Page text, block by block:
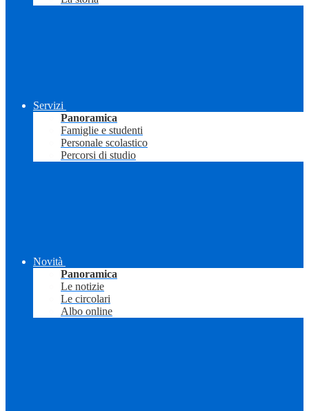
Servizi
Panoramica
Famiglie e studenti
Personale scolastico
Percorsi di studio
Novità
Panoramica
Le notizie
Le circolari
Albo online